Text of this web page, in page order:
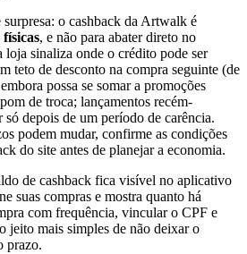
o cashback da Artwalk é
, e não para abater direto no
sinaliza onde o crédito pode ser
teto de desconto na compra seguinte (de
possa se somar a promoções
de troca; lançamentos recém-
só depois de um período de carência.
podem mudar, confirme as condições
do site antes de planejar a economia.
de cashback fica visível no aplicativo
suas compras e mostra quanto há
com frequência, vincular o CPF e
jeito mais simples de não deixar o
prazo.